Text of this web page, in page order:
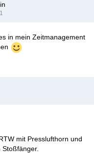
in mein Zeitmanagement
mit Presslufthorn und